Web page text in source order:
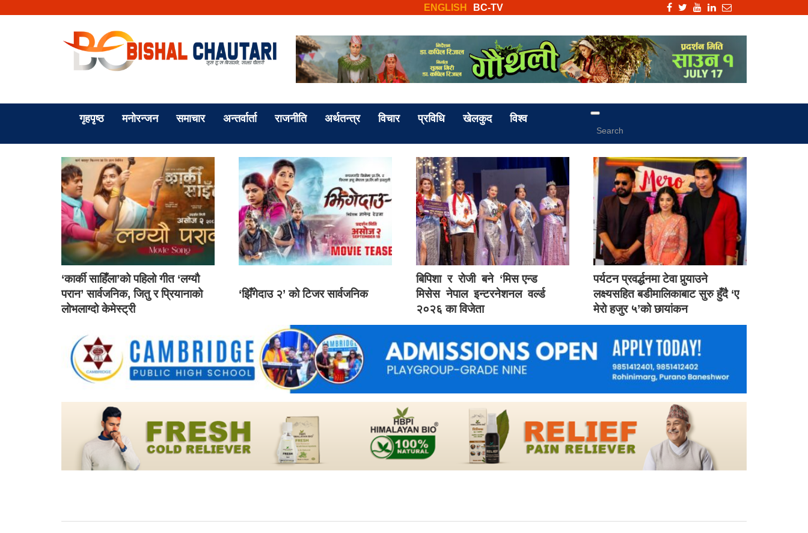
BC-TV
ENGLISH
गृहपृष्ठ मनोरन्जन समाचार अन्तर्वार्ता राजनीति अर्थतन्त्र विचार प्रविधि खेलकुद विश्व
‘कार्की साहिँला’को पहिलो गीत ‘लग्यौ
परान’ सार्वजनिक, जितु र प्रियानाको
लोभलाग्दो केमेस्ट्री
‘झिँगेदाउ २’ को टिजर सार्वजनिक
बिपिशा र रोजी बने ‘मिस एन्ड
मिसेस नेपाल इन्टरनेशनल वर्ल्ड
२०२६ का विजेता
पर्यटन प्रवर्द्धनमा टेवा पुर्‍याउने
लक्ष्यसहित बडीमालिकाबाट सुरु हुँदै ‘ए
मेरो हजुर ५’को छायांकन